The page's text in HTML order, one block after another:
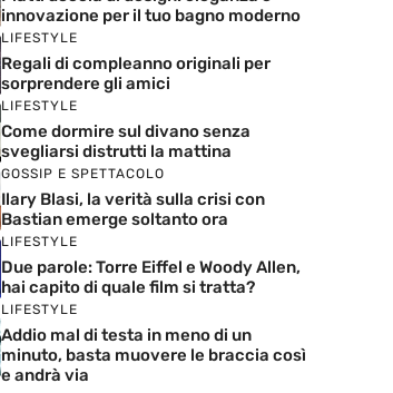
innovazione per il tuo bagno moderno
LIFESTYLE
Regali di compleanno originali per
sorprendere gli amici
LIFESTYLE
Come dormire sul divano senza
svegliarsi distrutti la mattina
GOSSIP E SPETTACOLO
Ilary Blasi, la verità sulla crisi con
Bastian emerge soltanto ora
LIFESTYLE
Due parole: Torre Eiffel e Woody Allen,
hai capito di quale film si tratta?
LIFESTYLE
Addio mal di testa in meno di un
minuto, basta muovere le braccia così
e andrà via